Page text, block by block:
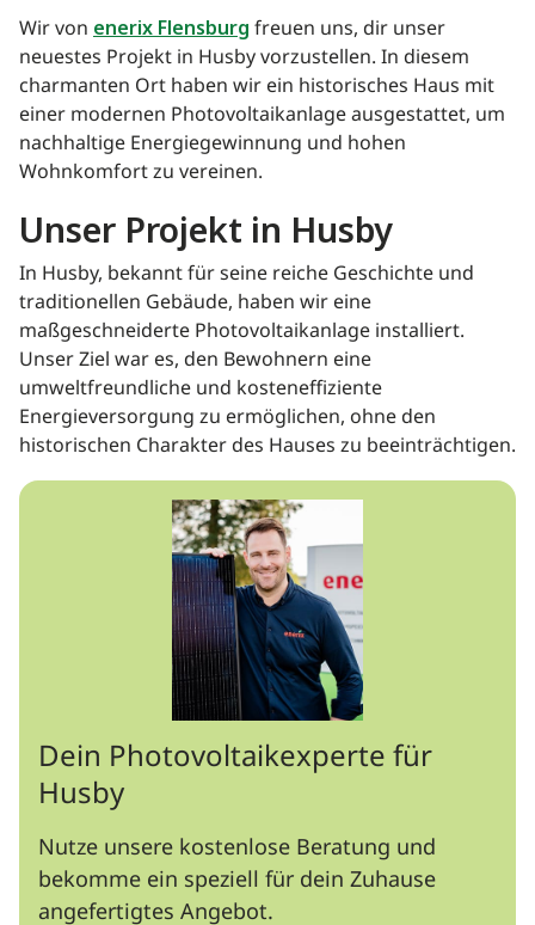
Wir von enerix Flensburg freuen uns, dir unser
neuestes Projekt in Husby vorzustellen. In diesem
charmanten Ort haben wir ein historisches Haus mit
einer modernen Photovoltaikanlage ausgestattet, um
nachhaltige Energiegewinnung und hohen
Wohnkomfort zu vereinen.
Unser Projekt in Husby
In Husby, bekannt für seine reiche Geschichte und
traditionellen Gebäude, haben wir eine
maßgeschneiderte Photovoltaikanlage installiert.
Unser Ziel war es, den Bewohnern eine
umweltfreundliche und kosteneffiziente
Energieversorgung zu ermöglichen, ohne den
historischen Charakter des Hauses zu beeinträchtigen.
Dein Photovoltaikexperte für
Husby
Nutze unsere kostenlose Beratung und
bekomme ein speziell für dein Zuhause
angefertigtes Angebot.